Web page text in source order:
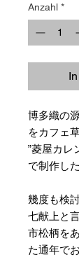
Anzahl *
博多織の
をカフェ
”菱屋カレ
で制作し
幾度も検
七献上と
市松柄を
た通年で